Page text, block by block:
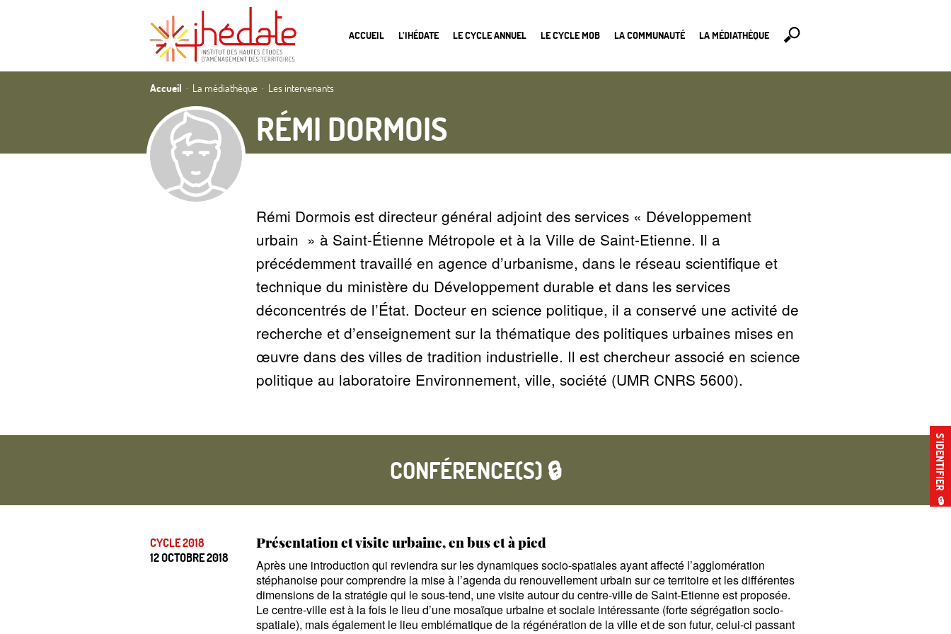
ACCUEIL L’IHÉDATE LE CYCLE ANNUEL LE CYCLE MOB LA COMMUNAUTÉ LA MÉDIATHÈQUE
S’IDENTIFIER
🔒
Accueil La médiathèque Les intervenants
RÉMI DORMOIS
Rémi Dormois est directeur général adjoint des services « Développement
urbain » à Saint-Étienne Métropole et à la Ville de Saint-Etienne. Il a
précédemment travaillé en agence d’urbanisme, dans le réseau scientifique et
technique du ministère du Développement durable et dans les services
déconcentrés de l’État. Docteur en science politique, il a conservé une activité de
recherche et d’enseignement sur la thématique des politiques urbaines mises en
œuvre dans des villes de tradition industrielle. Il est chercheur associé en science
politique au laboratoire Environnement, ville, société (UMR CNRS 5600).
CONFÉRENCE(S) 🔒
CYCLE 2018
12 OCTOBRE 2018
Présentation et visite urbaine, en bus et à pied
Après une introduction qui reviendra sur les dynamiques socio-spatiales ayant affecté l’agglomération
stéphanoise pour comprendre la mise à l’agenda du renouvellement urbain sur ce territoire et les différentes
dimensions de la stratégie qui le sous-tend, une visite autour du centre-ville de Saint-Etienne est proposée.
Le centre-ville est à la fois le lieu d’une mosaïque urbaine et sociale intéressante (forte ségrégation socio-
spatiale), mais également le lieu emblématique de la régénération de la ville et de son futur, celui-ci passant